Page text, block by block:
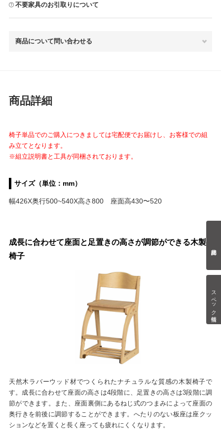
スペック情報
不要家具のお引取りについて
商品について問い合わせる
商品詳細
椅子単品でのご購入につきましては宅配便でお届けし、お客様での組
み立てとなります。
※組立説明書と工具が同梱されております。
サイズ（単位：mm）
幅426X奥行500~540X高さ800 座面高430〜520
成長に合わせて座面と足置きの高さが調節ができる木製
椅子
天然木ラバーウッド材でつくられたナチュラルな質感の木製椅子で
す。成長に合わせて座面の高さは4段階に、足置きの高さは3段階に調
節ができます。また、座面裏側にあるねじ式のつまみによって座面の
奥行きを前後に調節することができます。へたりのない板座は座クッ
ションなどを置くと長く座っても疲れにくくなります。